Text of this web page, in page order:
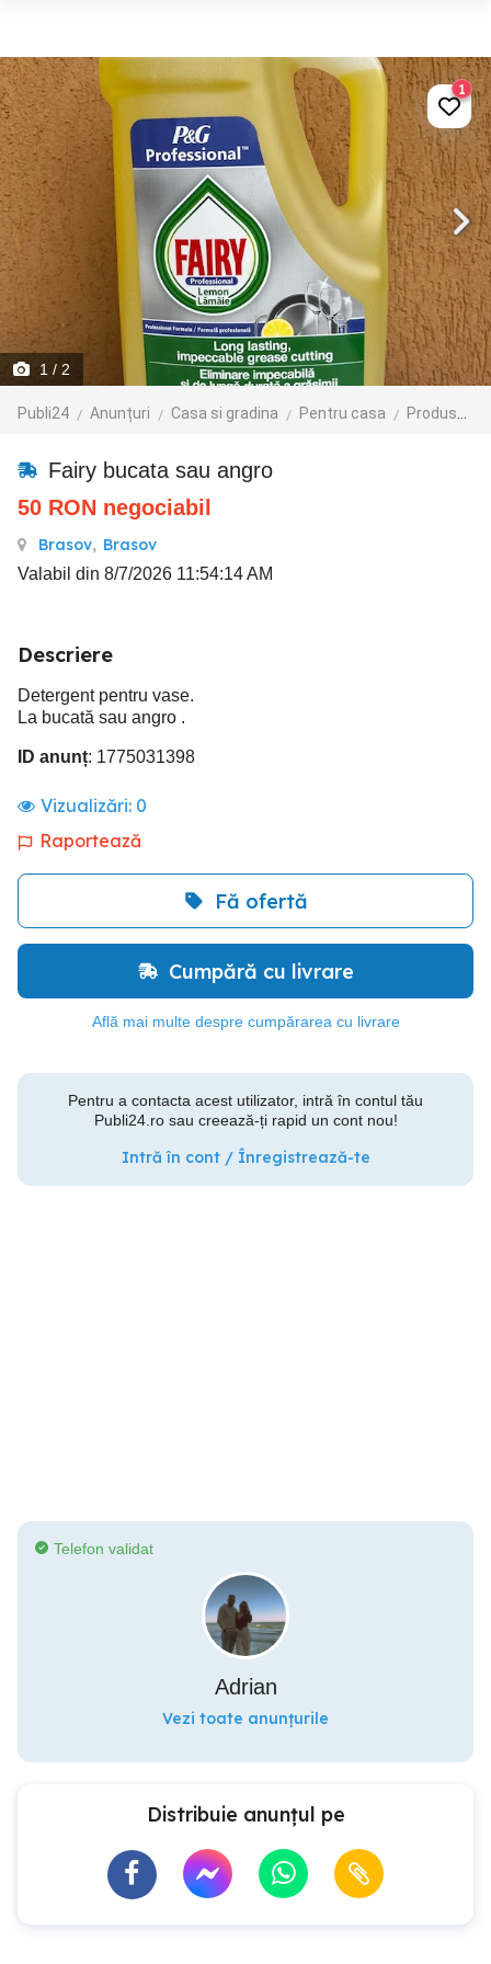
1 / 2
Publi24 Anunțuri Casa si gradina Pentru casa Produse curatenie
1
Fairy bucata sau angro
50 RON negociabil
Brasov, Brasov
Valabil din 8/7/2026 11:54:14 AM
Descriere
Detergent pentru vase.
La bucată sau angro .
ID anunț: 1775031398
Vizualizări: 0
Raportează
Fă ofertă
Cumpără cu livrare
Află mai multe despre cumpărarea cu livrare
Pentru a contacta acest utilizator, intră în contul tău
Publi24.ro sau creează-ți rapid un cont nou!
Intră în cont / Înregistrează-te
Telefon validat
Adrian
Vezi toate anunțurile
Distribuie anunțul pe